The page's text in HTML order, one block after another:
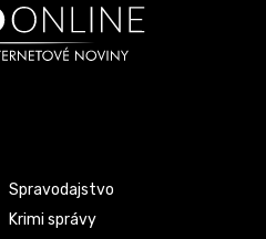
Spravodajstvo
Krimi správy